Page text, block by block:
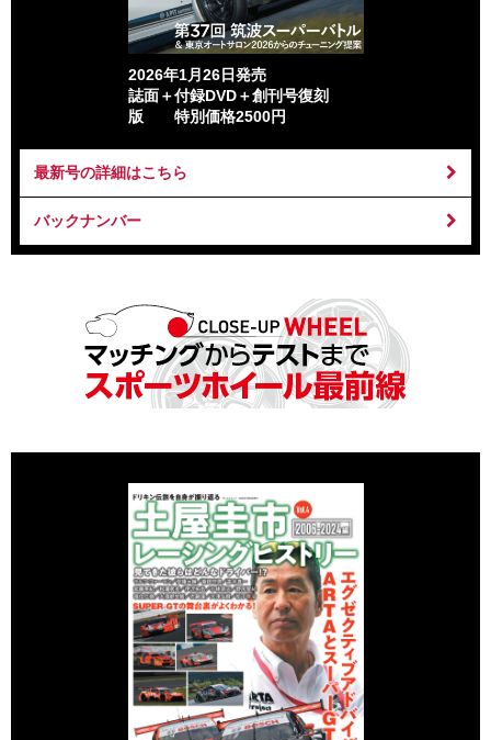
2026年1月26日発売
誌面＋付録DVD＋創刊号復刻
版 特別価格2500円
最新号の詳細はこちら
バックナンバー